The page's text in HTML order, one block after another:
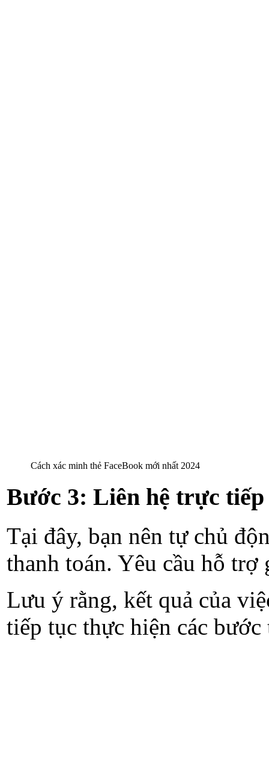
Cách xác minh thẻ FaceBook mới nhất 2024
Bước 3: Liên hệ trực
Tại đây, bạn nên tự chủ
thanh toán. Yêu cầu hỗ
Lưu ý rằng, kết quả của
tiếp tục thực hiện các bước